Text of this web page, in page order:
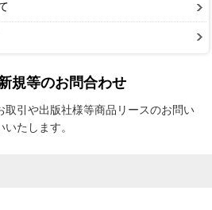
規等のお問合わせ
取引や出版社様等商品リースのお問い
たします。